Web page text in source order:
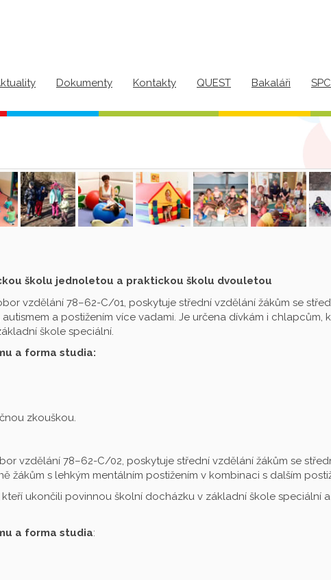
Dokumenty Kontakty QUEST Bakaláři SPC
školu jednoletou a praktickou školu dvouletou
vzdělání 78–62-C/01, poskytuje střední vzdělání žákům se
a postižením více vadami. Je určena dívkám i chlapcům,
škole speciální.
a forma studia:
zkouškou.
vzdělání 78–62-C/02, poskytuje střední vzdělání žákům se
žákům s lehkým mentálním postižením v kombinaci s dalším
ukončili povinnou školní docházku v základní škole speciální
a forma studia: